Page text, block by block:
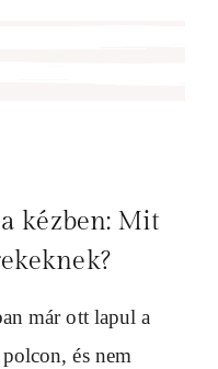
kézben: Mit
már ott lapul a
és nem